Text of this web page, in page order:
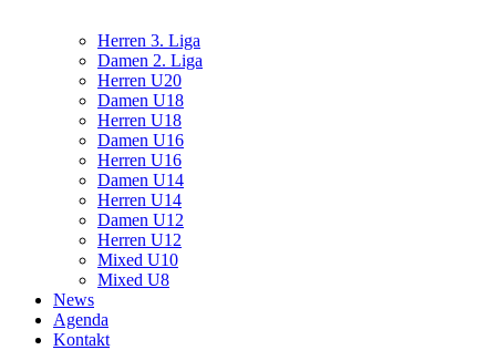
Herren 3. Liga
Damen 2. Liga
Herren U20
Damen U18
Herren U18
Damen U16
Herren U16
Damen U14
Herren U14
Damen U12
Herren U12
Mixed U10
Mixed U8
News
Agenda
Kontakt